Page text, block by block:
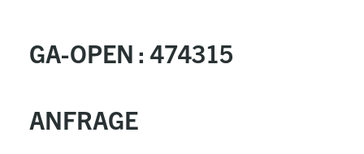
GA-OPEN : 474315
ANFRAGE